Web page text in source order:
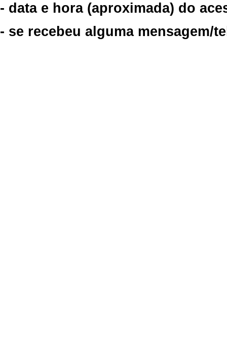
- data e hora (aproximada) do
- se recebeu alguma mensagem/